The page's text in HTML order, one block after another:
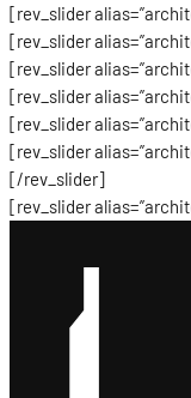
[rev_slider
[rev_slider
[rev_slider
[rev_slider
[rev_slider
[rev_slider
[/rev_slider]
[rev_slider